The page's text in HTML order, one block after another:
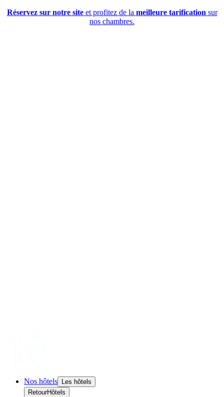
Réservez sur notre siteet profitez de la meilleure tarification sur
nos chambres.
Nos hôtels
Les hôtels
RetourHôtels